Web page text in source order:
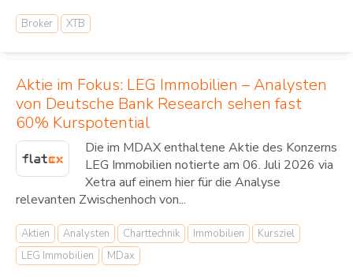
Broker XTB
Aktie im Fokus: LEG Immobilien – Analysten
von Deutsche Bank Research sehen fast
60% Kurspotential
Die im MDAX enthaltene Aktie des Konzerns
LEG Immobilien notierte am 06. Juli 2026 via
Xetra auf einem hier für die Analyse
relevanten Zwischenhoch von...
Aktien Analysten Charttechnik Immobilien
Kursziel
LEG Immobilien
MDax